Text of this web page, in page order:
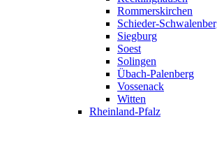
Rommerskirchen
Schieder-
Siegburg
Soest
Solingen
Übach-Palenberg
Vossenack
Witten
Rheinland-Pfalz